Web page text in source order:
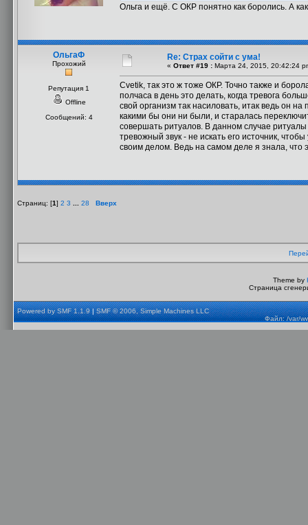
Ольга и ещё. С ОКР понятно как боролись. А
ОльгаФ
Прохожий
Репутация 1
Offline
Сообщений: 4
Re: Страх сойти с ума!
« Ответ #19 : Марта 24, 2015, 20:42:24
Cvetik, так это ж тоже ОКР. Точно также и
полчаса в день это делать, когда тревога
свой организм так насиловать, итак ведь он
какими бы они ни были, и старалась
совершать ритуалов. В данном случае
тревожный звук - не искать его источник,
своим делом. Ведь на самом деле я знала, что
Страниц: [1] 2 3 28 Вверх
Theme by
Страница
Powered by SMF 1.1.9|SMF © 2006, Simple Machines LLC
Файл: /var/